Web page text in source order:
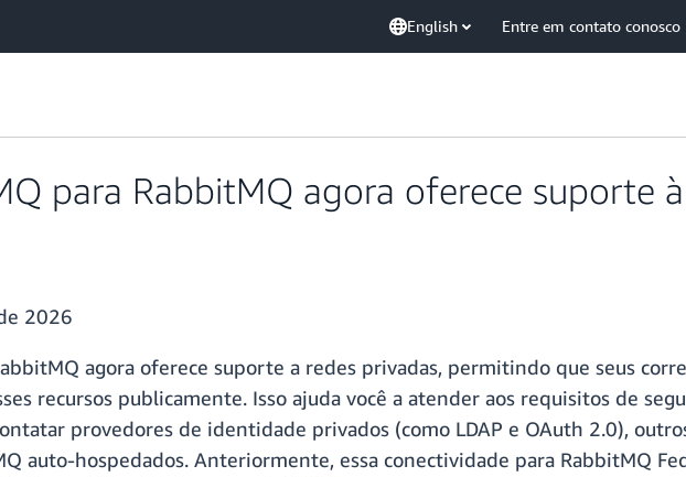
English Entre em contato conosco
para RabbitMQ agora oferece suporte
2026
agora oferece suporte a redes privadas, permitindo que seus
recursos publicamente. Isso ajuda você a atender aos requisitos de
provedores de identidade privados (como LDAP e OAuth 2.0),
auto-hospedados. Anteriormente, essa conectividade para RabbitMQ